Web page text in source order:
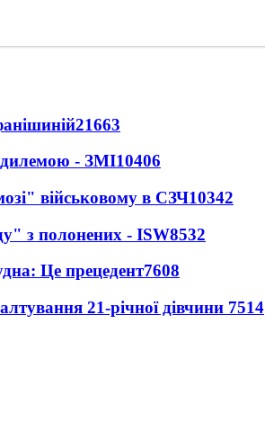
21663
дилемою - ЗМІ10406
військовому в СЗЧ10342
з полонених - ISW8532
Це прецедент7608
21-річної дівчини 7514